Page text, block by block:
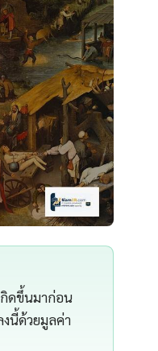
กิดขึ้นมาก่อน
งนี้ด้วยมูลค่า